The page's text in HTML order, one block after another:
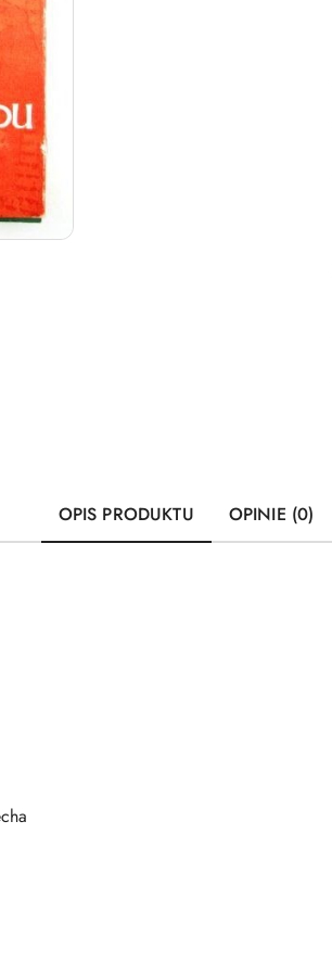
OPIS PRODUKTU OPINIE (0)